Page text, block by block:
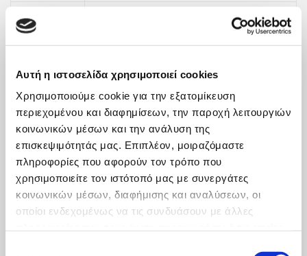
Αυτή η ιστοσελίδα χρησιμοποιεί cookies
Χρησιμοποιούμε cookie για την εξατομίκευση
περιεχομένου και διαφημίσεων, την παροχή λειτουργιών
κοινωνικών μέσων και την ανάλυση της
επισκεψιμότητάς μας. Επιπλέον, μοιραζόμαστε
πληροφορίες που αφορούν τον τρόπο που
χρησιμοποιείτε τον ιστότοπό μας με συνεργάτες
κοινωνικών μέσων, διαφήμισης και αναλύσεων, οι
οποίοι ενδεχομένως να τις συνδυάσουν με άλλες
info@orthologismos.gr
ΝΕΑ